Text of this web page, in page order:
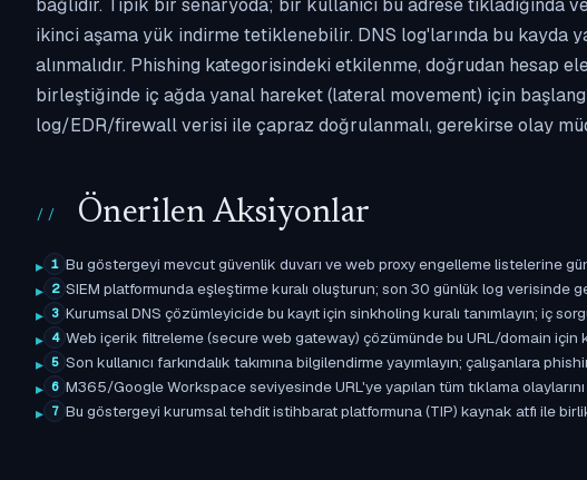
bağlıdır. Tipik bir senaryoda; bir kullanıcı bu adrese
ikinci aşama yük indirme tetiklenebilir. DNS log'larında bu kayda
alınmalıdır. Phishing kategorisindeki etkilenme, doğrudan
birleştiğinde iç ağda yanal hareket (lateral movement) için
log/EDR/firewall verisi ile çapraz doğrulanmalı, gerekirse olay
Önerilen Aksiyonlar
1 Bu göstergeyi mevcut güvenlik duvarı ve web proxy engelleme listelerine
2 SIEM platformunda eşleştirme kuralı oluşturun; son 30 günlük log verisinde
3 Kurumsal DNS çözümleyicide bu kayıt için sinkholing kuralı tanımlayın; iç
4 Web içerik filtreleme (secure web gateway) çözümünde bu URL/domain için
5 Son kullanıcı farkındalık takımına bilgilendirme yayımlayın; çalışanlara
6 M365/Google Workspace seviyesinde URL'ye yapılan tüm tıklama
7 Bu göstergeyi kurumsal tehdit istihbarat platformuna (TIP) kaynak atfı ile